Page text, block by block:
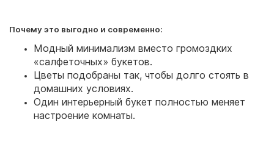
Почему это выгодно и современно:
Модный минимализм вместо громоздких
«салфеточных» букетов.
Цветы подобраны так, чтобы долго стоять в
домашних условиях.
Один интерьерный букет полностью меняет
настроение комнаты.